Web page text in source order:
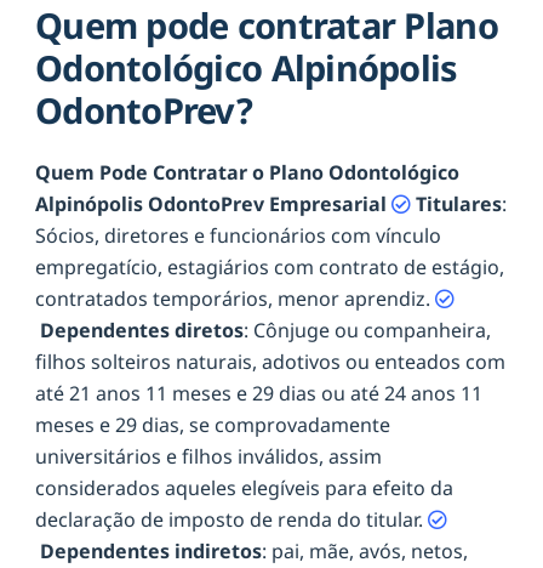
Quem pode contratar Plano
Odontológico Alpinópolis
OdontoPrev?
Quem Pode Contratar o Plano Odontológico
Alpinópolis OdontoPrev Empresarial
Titulares:
Sócios, diretores e funcionários com vínculo
empregatício, estagiários com contrato de estágio,
contratados temporários, menor aprendiz.
Dependentes diretos: Cônjuge ou companheira,
filhos solteiros naturais, adotivos ou enteados com
até 21 anos 11 meses e 29 dias ou até 24 anos 11
meses e 29 dias, se comprovadamente
universitários e filhos inválidos, assim
considerados aqueles elegíveis para efeito da
declaração de imposto de renda do titular.
Dependentes indiretos: pai, mãe, avós, netos,